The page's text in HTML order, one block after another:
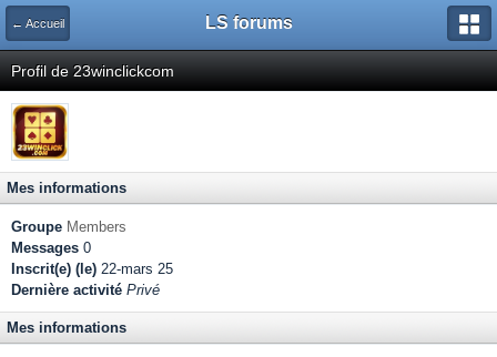
← Accueil LS forums
Profil de 23winclickcom
Mes informations
Groupe Members
Messages 0
Inscrit(e) (le) 22-mars 25
Dernière activité Privé
Mes informations